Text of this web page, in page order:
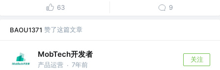
63 9
BAOU1371 赞了这篇文章
MobTech开发者
产品运营 · 7年前
关注